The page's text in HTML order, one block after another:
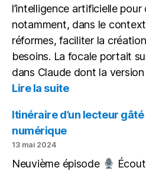
l’intelligence artificielle
notamment, dans le
réformes, faciliter la
besoins. La focale portait
dans Claude dont la
Lire la suite:
&
Différenciation
Itinéraire d’un lecteur gâté
numérique
13 mai 2024
Neuvième épisode